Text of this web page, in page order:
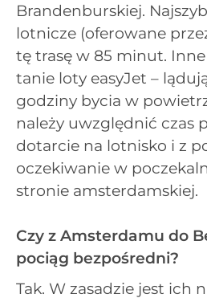
Brandenburskiej.
lotnicze (oferowane
tę trasę w 85 minut. Inne
tanie loty easyJet –
godziny bycia w
należy uwzględnić czas
dotarcie na lotnisko i z
oczekiwanie w
stronie amsterdamskiej.
Czy z Amsterdamu do
pociąg bezpośredni?
Tak. W zasadzie jest ich